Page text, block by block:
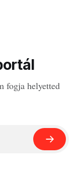
fogja helyetted